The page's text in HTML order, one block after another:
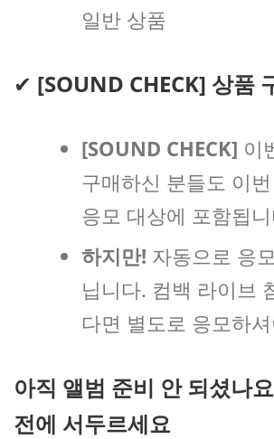
일반 상품
✔ [SOUND CHECK] 상품
[SOUND CHECK] 이
구매하신 분들도 이
응모 대상에 포함됩
하지만! 자동으로 응
닙니다. 컴백 라이브
다면 별도로 응모하
아직 앨범 준비 안 되셨나
전에 서두르세요